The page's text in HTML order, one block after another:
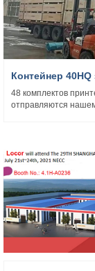
Контейнер
48 комплектов
отправляются